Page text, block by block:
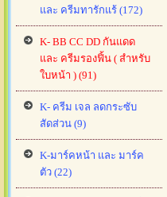
และ ครีมทารักแร้ (172)
K- BB CC DD กันแดด
และ ครีมรองฟิ้น ( สำหรับ
ใบหน้า ) (91)
K- ครีม เจล ลดกระซับ
สัดส่วน (9)
K-มาร์คหน้า และ มาร์ค
ตัว (22)